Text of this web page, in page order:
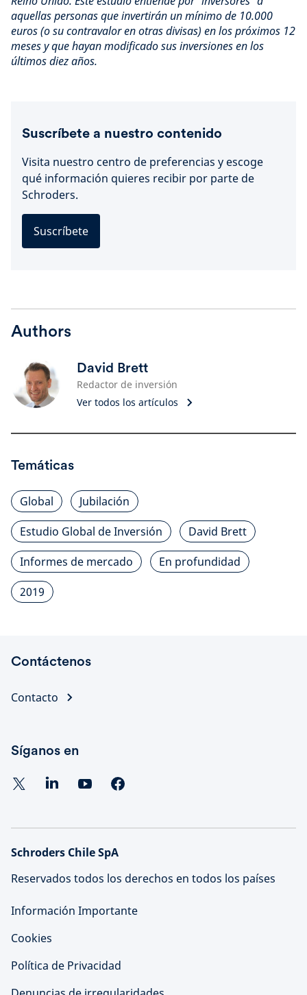
aquellas personas que invertirán un mínimo de 10.000
euros (o su contravalor en otras divisas) en los próximos 12
meses y que hayan modificado sus inversiones en los
últimos diez años.
Suscríbete a nuestro contenido
Visita nuestro centro de preferencias y escoge
qué información quieres recibir por parte de
Schroders.
Suscríbete
Authors
David Brett
Redactor de inversión
Ver todos los artículos
Temáticas
Global
Jubilación
Estudio Global de Inversión
David Brett
Informes de mercado
En profundidad
2019
Contáctenos
Contacto
Síganos en
Schroders Chile SpA
Reservados todos los derechos en todos los países
Información Importante
Cookies
Política de Privacidad